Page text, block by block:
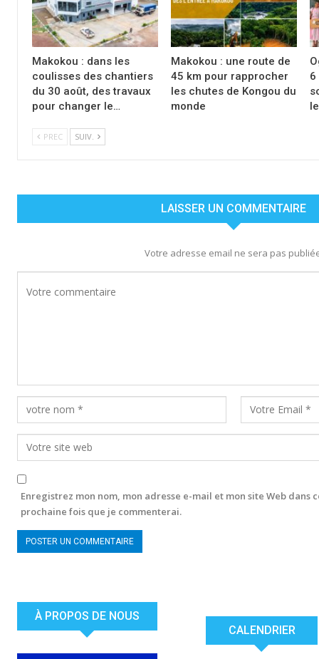
Makokou : dans les
coulisses des chantiers
du 30 août, des travaux
pour changer le…
Makokou : une route de
45 km pour rapprocher
les chutes de Kongou du
monde
6
PREC SUIV.
LAISSER UN COMMENTAIRE
Votre adresse email ne sera pas
Enregistrez mon nom, mon adresse e-mail et mon site Web dans
prochaine fois que je commenterai.
À PROPOS DE NOUS
CALENDRIER